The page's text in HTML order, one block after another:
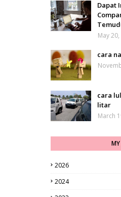
Dapat
May
cara
cara
litar
March
2026
2024